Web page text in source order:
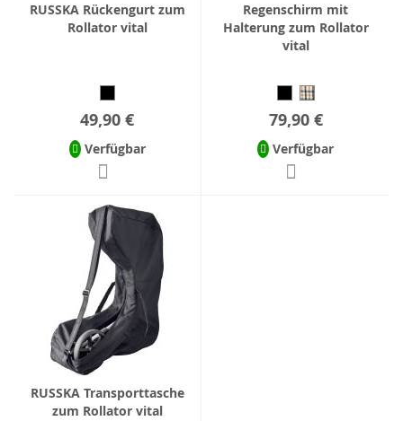
RUSSKA Rückengurt zum
Rollator vital
49,90 €
Verfügbar
Regenschirm mit
Halterung zum Rollator
vital
79,90 €
Verfügbar
RUSSKA Transporttasche
zum Rollator vital